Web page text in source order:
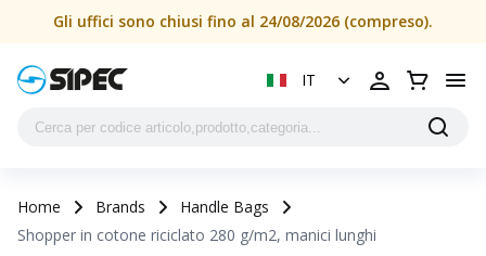
Gli uffici sono chiusi fino al 24/08/2026 (compreso).
IT
Home Brands
Handle Bags
Shopper in cotone riciclato 280 g/m2, manici lunghi